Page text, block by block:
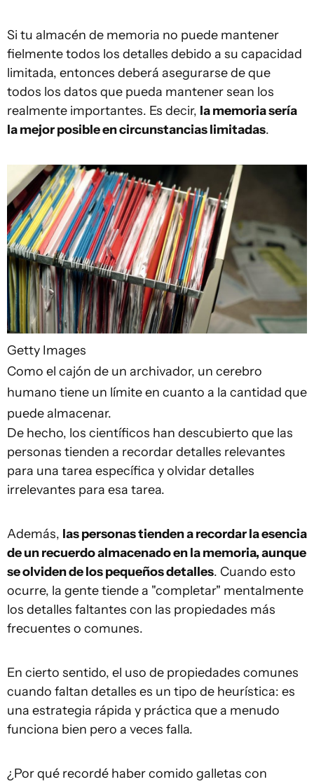
Si tu almacén de memoria no puede mantener
fielmente todos los detalles debido a su capacidad
limitada, entonces deberá asegurarse de que
todos los datos que pueda mantener sean los
realmente importantes. Es decir, la memoria sería
la mejor posible en circunstancias limitadas.
Getty Images
Como el cajón de un archivador, un cerebro
humano tiene un límite en cuanto a la cantidad que
puede almacenar.
De hecho, los científicos han descubierto que las
personas tienden a recordar detalles relevantes
para una tarea específica y olvidar detalles
irrelevantes para esa tarea.
Además, las personas tienden a recordar la esencia
de un recuerdo almacenado en la memoria, aunque
se olviden de los pequeños detalles. Cuando esto
ocurre, la gente tiende a "completar" mentalmente
los detalles faltantes con las propiedades más
frecuentes o comunes.
En cierto sentido, el uso de propiedades comunes
cuando faltan detalles es un tipo de heurística: es
una estrategia rápida y práctica que a menudo
funciona bien pero a veces falla.
¿Por qué recordé haber comido galletas con